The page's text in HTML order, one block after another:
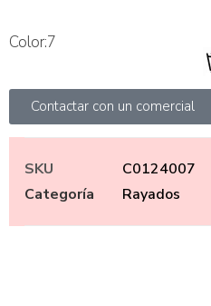
Color:7
Contactar con un comercial
SKU
C0124007
Categoría
Rayados